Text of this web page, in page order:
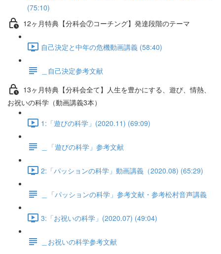
(75:10)
12ヶ月特典【分科会⑦コーチング】発達段階のテーマ
自己決定と中年の危機動画講義 (58:40)
＿自己決定参考文献
13ヶ月特典【分科会全て】人生を豊かにする、遊び、情熱、
お祝いの科学（動画講義3本）
1:「遊びの科学」(2020.11) (69:09)
＿「遊びの科学」参考文献
2:「パッションの科学」動画講義（2020.08) (65:29)
＿「パッションの科学」参考文献・参考松村音声講義
3:「お祝いの科学」(2020.07) (49:04)
＿お祝いの科学参考文献